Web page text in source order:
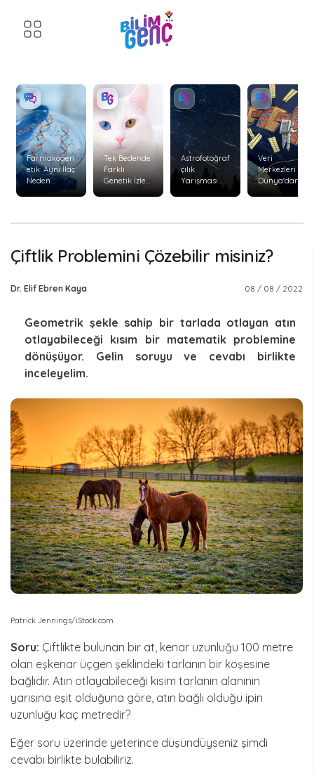
Farmakogen
etik: Aynı İlaç
Neden
?
Tek Bedende
Farklı
Genetik İzler:
Kimerizm
Astrofotoğraf
çılık
Yarışması
Veri
Merkezleri
Dünya'dan
Çiftlik Problemini Çözebilir misiniz?
Dr. Elif Ebren Kaya 08 / 08 / 2022
Geometrik şekle sahip bir tarlada otlayan atın
otlayabileceği kısım bir matematik problemine
dönüşüyor. Gelin soruyu ve cevabı birlikte
inceleyelim.
Patrick Jennings/iStock.com
Soru: Çiftlikte bulunan bir at, kenar uzunluğu 100 metre
olan eşkenar üçgen şeklindeki tarlanın bir köşesine
bağlıdır. Atın otlayabileceği kısım tarlanın alanının
yarısına eşit olduğuna göre, atın bağlı olduğu ipin
uzunluğu kaç metredir?
Eğer soru üzerinde yeterince düşündüyseniz şimdi
cevabı birlikte bulabiliriz.